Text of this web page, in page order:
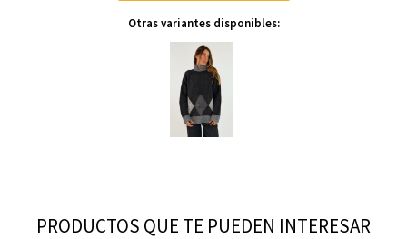
Otras variantes disponibles:
PRODUCTOS QUE TE PUEDEN INTERESAR